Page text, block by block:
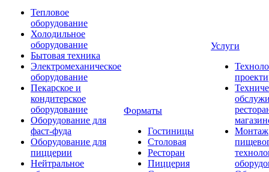
Тепловое
оборудование
Холодильное
оборудование
Бытовая техника
Электромеханическое
оборудование
Пекарское и
кондитерское
оборудование
Оборудование для
фаст-фуда
Оборудование для
пиццерии
Нейтральное
Форматы
Гостиницы
Столовая
Ресторан
Пиццерия
Услуги
Монтаж